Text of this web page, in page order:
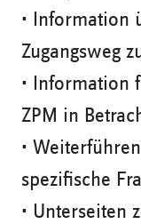
• Information
Zugangsweg
• Information
ZPM in
•
spezifische
• Unterseiten